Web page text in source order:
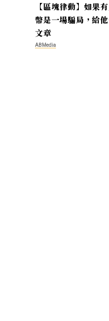
【區塊律動】如果
幣是一場騙局，給
文章
ABMedia